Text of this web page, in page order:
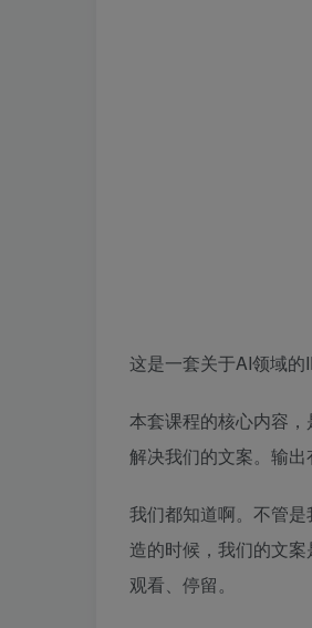
这是一套关于AI领域的
本套课程的核心内容
解决我们的文案。输
我们都知道啊。不管
造的时候，我们的文
观看、停留。